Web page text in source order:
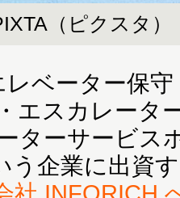
（ピクスタ）
ベーター保
エスカレータ
ターサービス
う企業に出資